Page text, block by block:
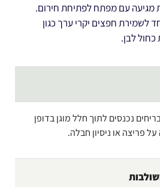
עם מפתח לפתיחת חירום.
לשמירת חפצים יקרי ערך כגון
כחול לבן.
נכנסים לתוך חלל מוגן בדופן
פריצה או ניסיון חבלה.